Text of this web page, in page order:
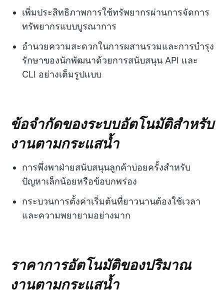
เพิ่มประสิทธิภาพการใช้ทรัพยากรผ่านการจัดการ
ทรัพยากรแบบบูรณาการ
อำนวยความสะดวกในการผสานรวมและการบำรุง
รักษาของนักพัฒนาด้วยการสนับสนุน API และ
CLI อย่างเต็มรูปแบบ
ข้อจำกัดของระบบอัตโนมัติสำหรับ
งานตามกระแสน้ำ
การพึ่งพาฝ่ายสนับสนุนลูกค้าบ่อยครั้งสำหรับ
ปัญหาเล็กน้อยหรือข้อบกพร่อง
กระบวนการตั้งค่าเริ่มต้นที่ยาวนานต้องใช้เวลา
และความพยายามอย่างมาก
ราคาการอัตโนมัติของปริมาณ
งานตามกระแสน้ำ